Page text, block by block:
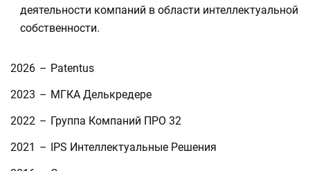
деятельности компаний в области интеллектуальной
собственности.
2026 – Patentus
2023 – МГКА Делькредере
2022 – Группа Компаний ПРО 32
2021 –
IPS Интеллектуальные Решения